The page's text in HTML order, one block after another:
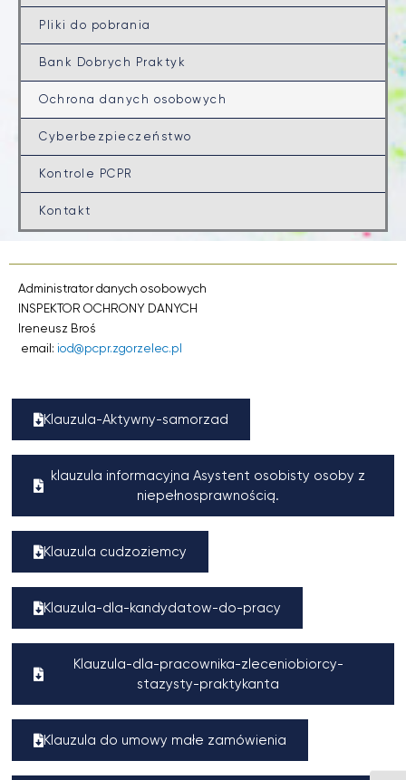
Pliki do pobrania
Bank Dobrych Praktyk
Ochrona danych osobowych
Cyberbezpieczeństwo
Kontrole PCPR
Kontakt
Administrator danych osobowych
INSPEKTOR OCHRONY DANYCH
Ireneusz Broś
email: iod@pcpr.zgorzelec.pl
Klauzula-Aktywny-samorzad
klauzula informacyjna Asystent osobisty osoby z
niepełnosprawnością.
Klauzula cudzoziemcy
Klauzula-dla-kandydatow-do-pracy
Klauzula-dla-pracownika-zleceniobiorcy-
stazysty-praktykanta
Klauzula do umowy małe zamówienia